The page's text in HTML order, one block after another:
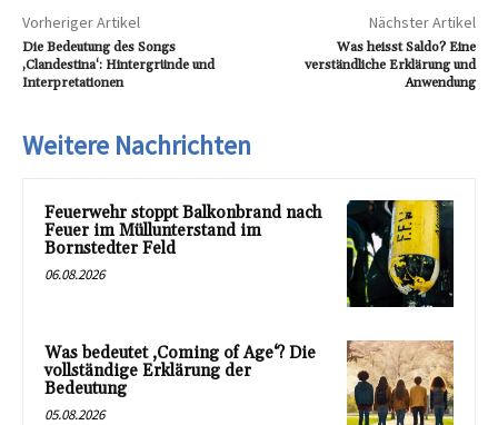
Vorheriger Artikel
Die Bedeutung des Songs
‚Clandestina‘: Hintergründe und
Interpretationen
Nächster Artikel
Was heisst Saldo? Eine
verständliche Erklärung und
Anwendung
Weitere Nachrichten
Feuerwehr stoppt Balkonbrand nach
Feuer im Müllunterstand im
Bornstedter Feld
06.08.2026
Was bedeutet ‚Coming of Age‘? Die
vollständige Erklärung der
Bedeutung
05.08.2026